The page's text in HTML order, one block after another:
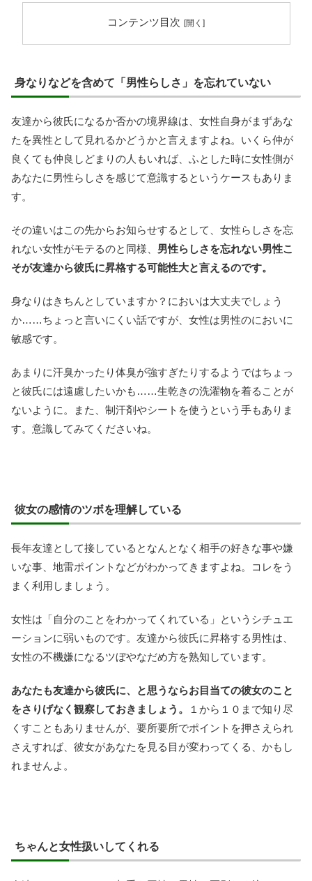
コンテンツ目次
身なりなどを含めて「男性らしさ」を忘れていない
友達から彼氏になるか否かの境界線は、女性自身がまずあな
たを異性として見れるかどうかと言えますよね。いくら仲が
良くても仲良しどまりの人もいれば、ふとした時に女性側が
あなたに男性らしさを感じて意識するというケースもありま
す。
その違いはこの先からお知らせするとして、女性らしさを忘
れない女性がモテるのと同様、 男性らしさを忘れない男性こ
そが友達から彼氏に昇格する可能性大と言えるのです。
身なりはきちんとしていますか？においは大丈夫でしょう
か……ちょっと言いにくい話ですが、女性は男性のにおいに
敏感です。
あまりに汗臭かったり体臭が強すぎたりするようではちょっ
と彼氏には遠慮したいかも……生乾きの洗濯物を着ることが
ないように。また、制汗剤やシートを使うという手もありま
す。意識してみてくださいね。
彼女の感情のツボを理解している
長年友達として接しているとなんとなく相手の好きな事や嫌
いな事、地雷ポイントなどがわかってきますよね。コレをう
まく利用しましょう。
女性は「自分のことをわかってくれている」というシチュエ
ーションに弱いものです。友達から彼氏に昇格する男性は、
女性の不機嫌になるツぼやなだめ方を熟知しています。
あなたも友達から彼氏に、と思うならお目当ての彼女のこと
をさりげなく観察しておきましょう。
１から１０まで知り尽
くすこともありませんが、要所要所でポイントを押さえられ
さえすれば、彼女があなたを見る目が変わってくる、かもし
れませんよ。
ちゃんと女性扱いしてくれる